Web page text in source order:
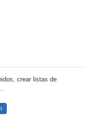
crear listas de